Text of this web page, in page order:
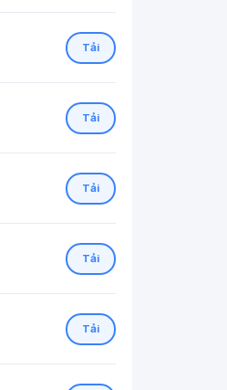
Tải
Tải
Tải
Tải
Tải